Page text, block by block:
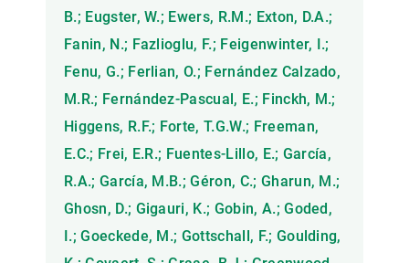
B.; Eugster, W.; Ewers, R.M.; Exton, D.A.;
Fanin, N.; Fazlioglu, F.; Feigenwinter, I.;
Fenu, G.; Ferlian, O.; Fernández Calzado,
M.R.; Fernández-Pascual, E.; Finckh, M.;
Higgens, R.F.; Forte, T.G.W.; Freeman,
E.C.; Frei, E.R.; Fuentes-Lillo, E.; García,
R.A.; García, M.B.; Géron, C.; Gharun, M.;
Ghosn, D.; Gigauri, K.; Gobin, A.; Goded,
I.; Goeckede, M.; Gottschall, F.; Goulding,